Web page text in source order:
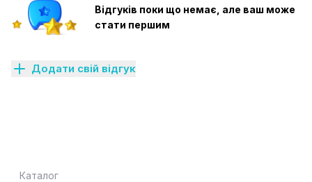
Відгуків поки що немає, але ваш може
стати першим
Додати свій відгук
Каталог